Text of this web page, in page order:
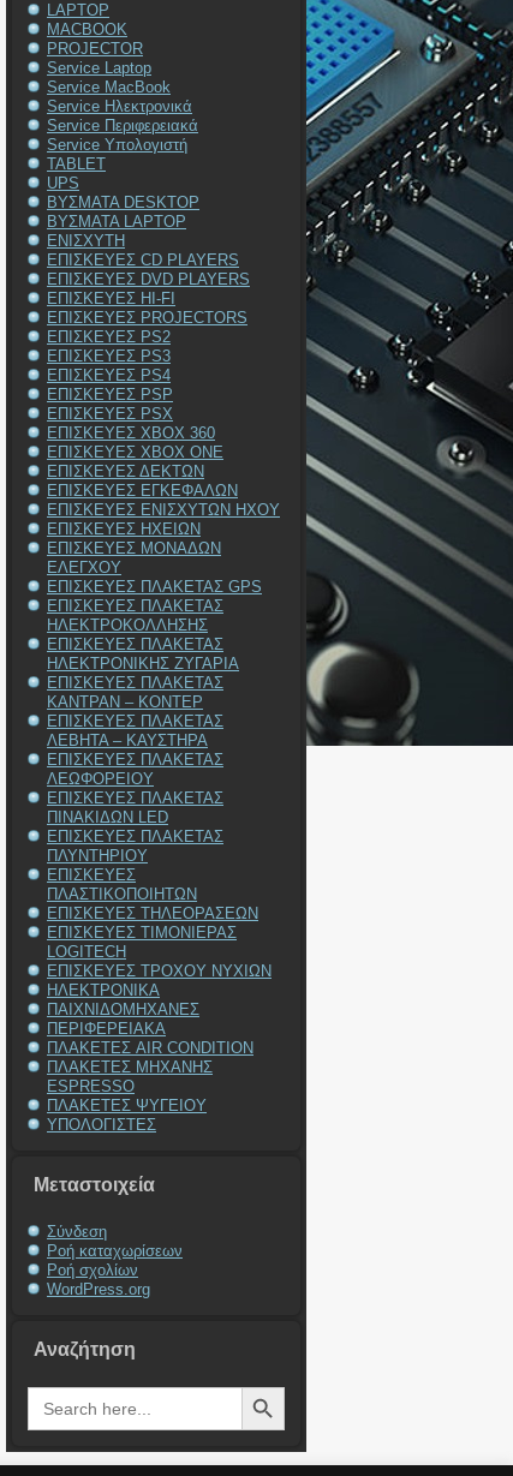
LAPTOP
MACBOOK
PROJECTOR
Service Laptop
Service MacBook
Service Ηλεκτρονικά
Service Περιφερειακά
Service Υπολογιστή
TABLET
UPS
ΒΥΣΜΑΤΑ DESKTOP
ΒΥΣΜΑΤΑ LAPTOP
ΕΝΙΣΧΥΤΗ
ΕΠΙΣΚΕΥΕΣ CD PLAYERS
ΕΠΙΣΚΕΥΕΣ DVD PLAYERS
ΕΠΙΣΚΕΥΕΣ HI-FI
ΕΠΙΣΚΕΥΕΣ PROJECTORS
ΕΠΙΣΚΕΥΕΣ PS2
ΕΠΙΣΚΕΥΕΣ PS3
ΕΠΙΣΚΕΥΕΣ PS4
ΕΠΙΣΚΕΥΕΣ PSP
ΕΠΙΣΚΕΥΕΣ PSX
ΕΠΙΣΚΕΥΕΣ XBOX 360
ΕΠΙΣΚΕΥΕΣ XBOX ONE
ΕΠΙΣΚΕΥΕΣ ΔΕΚΤΩΝ
ΕΠΙΣΚΕΥΕΣ ΕΓΚΕΦΑΛΩΝ
ΕΠΙΣΚΕΥΕΣ ΕΝΙΣΧΥΤΩΝ ΗΧΟΥ
ΕΠΙΣΚΕΥΕΣ ΗΧΕΙΩΝ
ΕΠΙΣΚΕΥΕΣ ΜΟΝΑΔΩΝ
ΕΛΕΓΧΟΥ
ΕΠΙΣΚΕΥΕΣ ΠΛΑΚΕΤΑΣ GPS
ΕΠΙΣΚΕΥΕΣ ΠΛΑΚΕΤΑΣ
ΗΛΕΚΤΡΟΚΟΛΛΗΣΗΣ
ΕΠΙΣΚΕΥΕΣ ΠΛΑΚΕΤΑΣ
ΗΛΕΚΤΡΟΝΙΚΗΣ ΖΥΓΑΡΙΑ
ΕΠΙΣΚΕΥΕΣ ΠΛΑΚΕΤΑΣ
ΚΑΝΤΡΑΝ – ΚΟΝΤΕΡ
ΕΠΙΣΚΕΥΕΣ ΠΛΑΚΕΤΑΣ
ΛΕΒΗΤΑ – ΚΑΥΣΤΗΡΑ
ΕΠΙΣΚΕΥΕΣ ΠΛΑΚΕΤΑΣ
ΛΕΩΦΟΡΕΙΟΥ
ΕΠΙΣΚΕΥΕΣ ΠΛΑΚΕΤΑΣ
ΠΙΝΑΚΙΔΩΝ LED
ΕΠΙΣΚΕΥΕΣ ΠΛΑΚΕΤΑΣ
ΠΛΥΝΤΗΡΙΟΥ
ΕΠΙΣΚΕΥΕΣ
ΠΛΑΣΤΙΚΟΠΟΙΗΤΩΝ
ΕΠΙΣΚΕΥΕΣ ΤΗΛΕΟΡΑΣΕΩΝ
ΕΠΙΣΚΕΥΕΣ ΤΙΜΟΝΙΕΡΑΣ
LOGITECH
ΕΠΙΣΚΕΥΕΣ ΤΡΟΧΟΥ ΝΥΧΙΩΝ
ΗΛΕΚΤΡΟΝΙΚΑ
ΠΑΙΧΝΙΔΟΜΗΧΑΝΕΣ
ΠΕΡΙΦΕΡΕΙΑΚΑ
ΠΛΑΚΕΤΕΣ AIR CONDITION
ΠΛΑΚΕΤΕΣ ΜΗΧΑΝΗΣ
ESPRESSO
ΠΛΑΚΕΤΕΣ ΨΥΓΕΙΟΥ
ΥΠΟΛΟΓΙΣΤΕΣ
Μεταστοιχεία
Σύνδεση
Ροή καταχωρίσεων
Ροή σχολίων
WordPress.org
Αναζήτηση
Search
for:
Search Button